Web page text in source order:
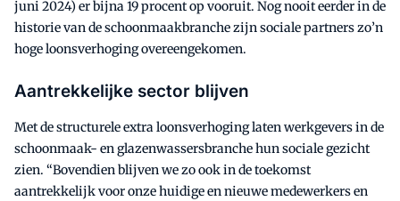
juni 2024) er bijna 19 procent op vooruit. Nog nooit eerder in de
historie van de schoonmaakbranche zijn sociale partners zo’n
hoge loonsverhoging overeengekomen.
Aantrekkelijke sector blijven
Met de structurele extra loonsverhoging laten werkgevers in de
schoonmaak- en glazenwassersbranche hun sociale gezicht
zien. “Bovendien blijven we zo ook in de toekomst
aantrekkelijk voor onze huidige en nieuwe medewerkers en